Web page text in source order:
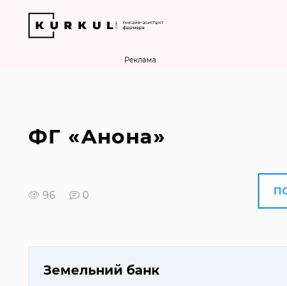
Реклама
ФГ «Анона»
96 0
Земельний банк